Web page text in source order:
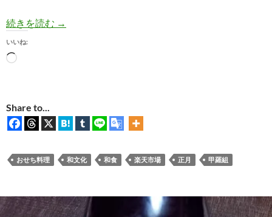
続きを読む 【正月】おせち料理2026、新たなるチャレンジ。
→
いいね:
読
中…
Share to...
おせち料理 和文化 和食 楽天市場 正月 甲羅組